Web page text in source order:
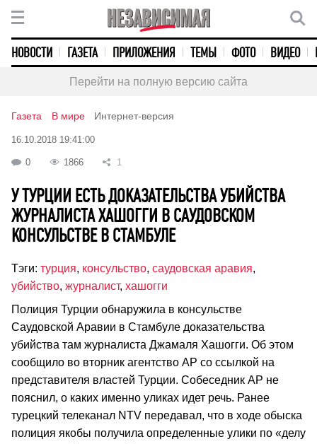
НОВОСТИ ГАЗЕТА ПРИЛОЖЕНИЯ ТЕМЫ ФОТО ВИДЕО
Перейти на полную версию сайта
Газета В мире Интернет-версия
16.10.2018 19:41:00
0 1866 1
У ТУРЦИИ ЕСТЬ ДОКАЗАТЕЛЬСТВА УБИЙСТВА
ЖУРНАЛИСТА ХАШОГГИ В САУДОВСКОМ
КОНСУЛЬСТВЕ В СТАМБУЛЕ
Тэги: турция, консульство, саудовская аравия,
убийство, журналист, хашогги
Полиция Турции обнаружила в консульстве
Саудовской Аравии в Стамбуле доказательства
убийства там журналиста Джамаля Хашогги. Об этом
сообщило во вторник агентство AP со ссылкой на
представителя властей Турции. Собеседник AP не
пояснил, о каких именно уликах идет речь. Ранее
турецкий телеканал NTV передавал, что в ходе обыска
полиция якобы получила определенные улики по «делу